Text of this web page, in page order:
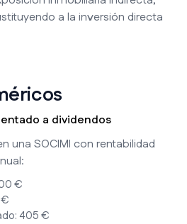
a la inversión directa
a dividendos
una SOCIMI con rentabilidad
€
€
405 €